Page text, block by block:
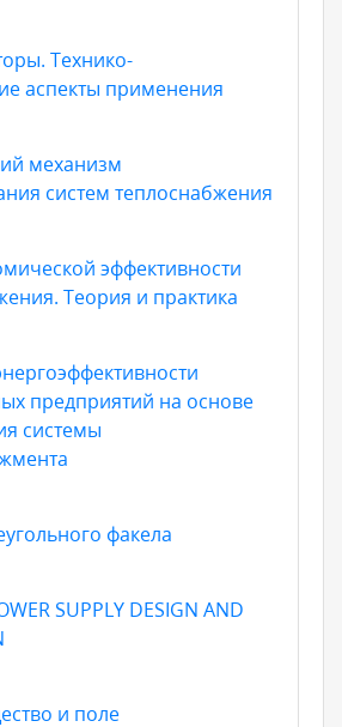
Технико-
аспекты применения
механизм
систем теплоснабжения
эффективности
Теория и практика
предприятий на основе
системы
факела
SUPPLY DESIGN AND
и поле